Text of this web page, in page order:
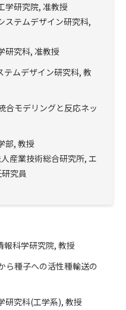
学研究院, 准教授
ステムデザイン研究科,
研究科, 准教授
ムデザイン研究科, 教
合モデリングと反応ネッ
部, 教授
産業技術総合研究所, エ
究員
科学研究院, 教授
ら種子への活性種輸送の
研究科(工学系), 教授